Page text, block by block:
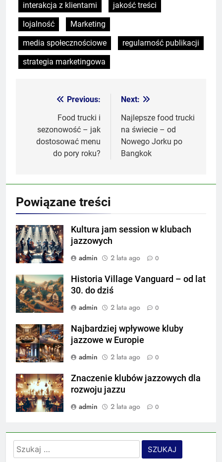
interakcja z klientami
jakość treści
lojalność
Marketing
media społecznościowe
regularność publikacji
strategia marketingowa
NawigacjaPrevious:
Food trucki i
sezonowość – jak
dostosować menu
do pory roku?
Next:
Najlepsze food trucki
na świecie – od
Nowego Jorku po
Bangkok
Powiązane treści
Kultura jam session w klubach
jazzowych
admin
2 lata ago 0
Historia Village Vanguard – od lat
30. do dziś
admin
2 lata ago 0
Najbardziej wpływowe kluby
jazzowe w Europie
admin
2 lata ago 0
Znaczenie klubów jazzowych dla
rozwoju jazzu
admin
2 lata ago 0
Szukaj: